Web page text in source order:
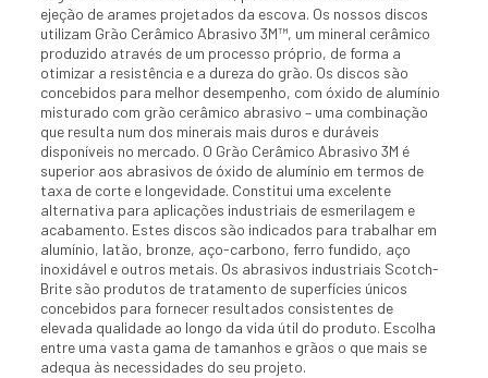
ejeção de arames projetados da escova. Os nossos discos
utilizam Grão Cerâmico Abrasivo 3M™, um mineral cerâmico
produzido através de um processo próprio, de forma a
otimizar a resistência e a dureza do grão. Os discos são
concebidos para melhor desempenho, com óxido de alumínio
misturado com grão cerâmico abrasivo – uma combinação
que resulta num dos minerais mais duros e duráveis
disponíveis no mercado. O Grão Cerâmico Abrasivo 3M é
superior aos abrasivos de óxido de alumínio em termos de
taxa de corte e longevidade. Constitui uma excelente
alternativa para aplicações industriais de esmerilagem e
acabamento. Estes discos são indicados para trabalhar em
alumínio, latão, bronze, aço-carbono, ferro fundido, aço
inoxidável e outros metais. Os abrasivos industriais Scotch-
Brite são produtos de tratamento de superfícies únicos
concebidos para fornecer resultados consistentes de
elevada qualidade ao longo da vida útil do produto. Escolha
entre uma vasta gama de tamanhos e grãos o que mais se
adequa às necessidades do seu projeto.